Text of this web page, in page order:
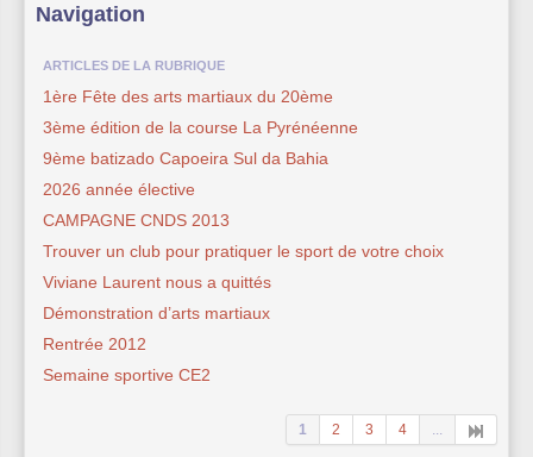
Navigation
ARTICLES DE LA RUBRIQUE
1ère Fête des arts martiaux du 20ème
3ème édition de la course La Pyrénéenne
9ème batizado Capoeira Sul da Bahia
2026 année élective
CAMPAGNE CNDS 2013
Trouver un club pour pratiquer le sport de votre choix
Viviane Laurent nous a quittés
Démonstration d’arts martiaux
Rentrée 2012
Semaine sportive CE2
1 2 3 4